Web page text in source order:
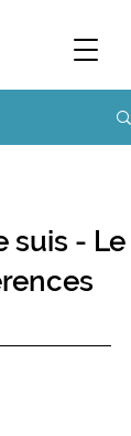
suis - Le